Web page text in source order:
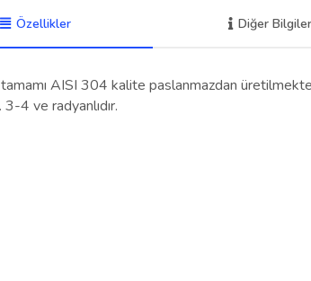
Özellikler Diğer Bilgiler
AISI 304 kalite paslanmazdan
3-4 ve radyanlıdır.